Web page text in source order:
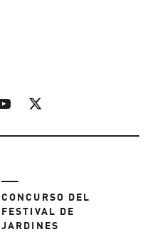
CONCURSO DEL
FESTIVAL DE
JARDINES